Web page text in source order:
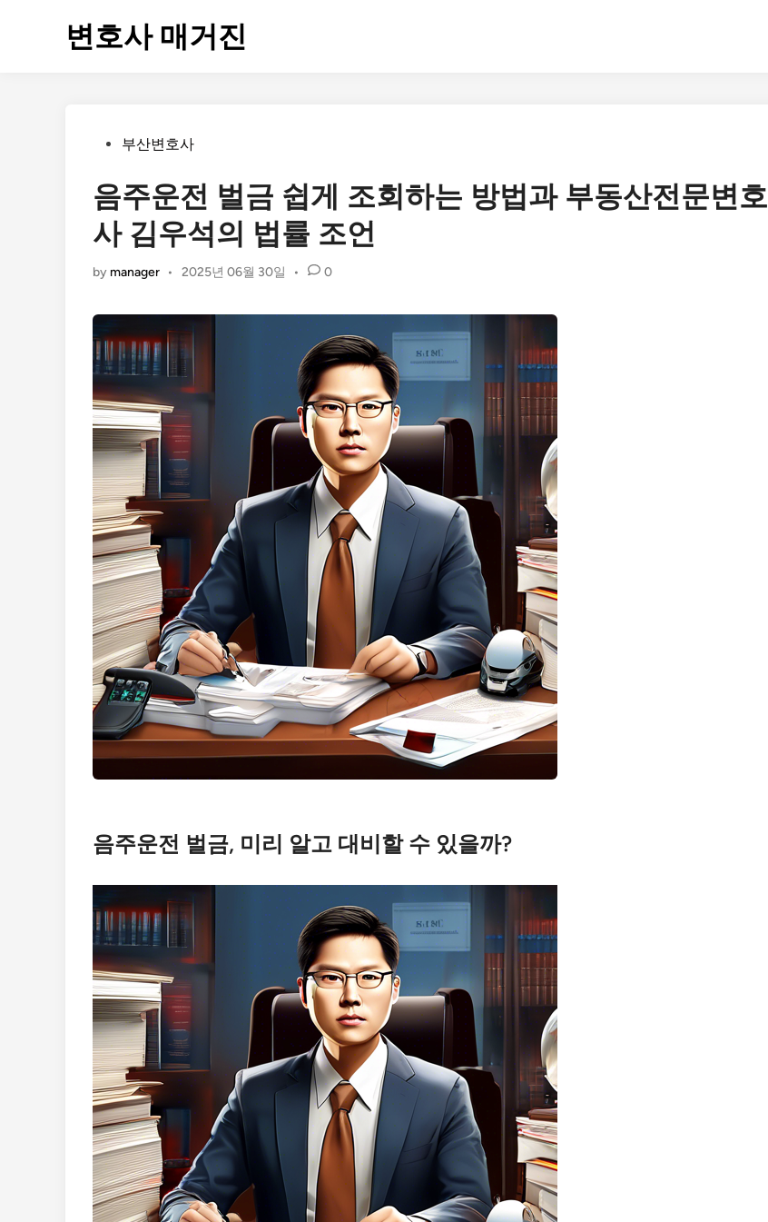
변호사 매거진
Posted부산변호사
음주운전 벌금 쉽게 조회하는 방법과 부동산전문변호
사 김우석의 법률 조언
by manager • 2025년 06월 30일 • 0
음주운전 벌금, 미리 알고 대비할 수 있을까?